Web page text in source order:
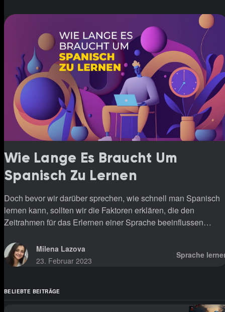
Wie Lange Es Braucht Um
Spanisch Zu Lernen
Doch bevor wir darüber sprechen, wie schnell man Spanisch
lernen kann, sollten wir die Faktoren erklären, die den
Zeitrahmen für das Erlernen einer Sprache beeinflussen
Milena Lazova
23. Februar 2023
Sprache
BELIEBTE BEITRÄGE